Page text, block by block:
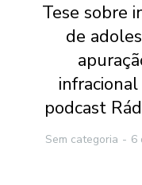
Tese sobre
de
podcast
Sem categoria 6